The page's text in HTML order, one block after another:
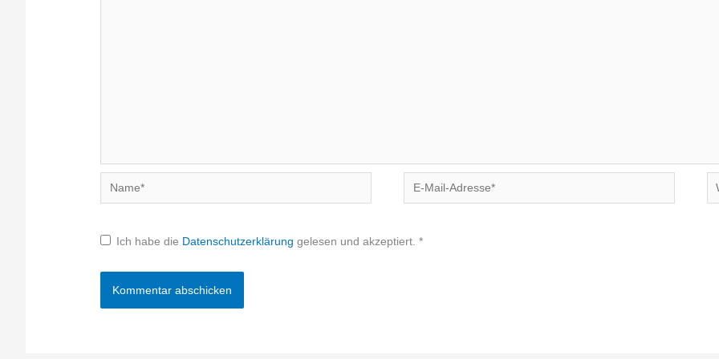
Name*
E-
Mail-
Ich habe die Datenschutzerklärunggelesen und akzeptiert. *